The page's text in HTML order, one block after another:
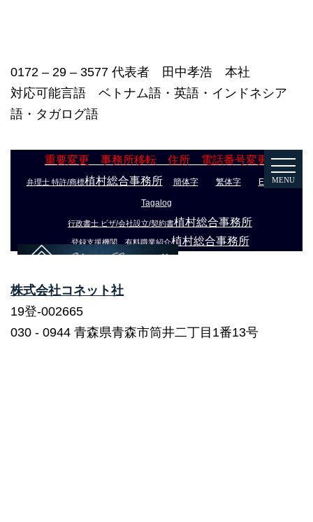
0172 – 29 – 3577 代表者 田中孝浩 本社
対応可能言語 ベトナム語・英語・インドネシア
語・タガログ語
株式会社コネット社
19登-002665
030 ‐ 0944 青森県青森市筒井二丁目1番13号